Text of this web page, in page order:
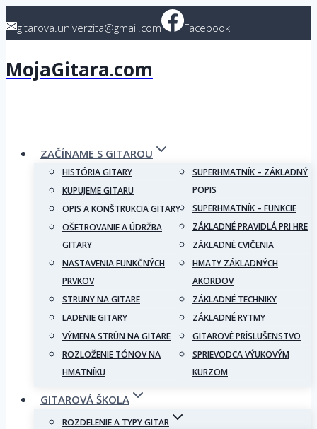
togitarova.univerzita@gmail.com Facebook
MojaGitara.com
ZAČÍNAME S GITAROU
HISTÓRIA GITARY
KUPUJEME GITARU
OPIS A KONŠTRUKCIA GITARY
OŠETROVANIE A ÚDRŽBA
GITARY
NASTAVENIA FUNKČNÝCH
PRVKOV
STRUNY NA GITARE
LADENIE GITARY
VÝMENA STRÚN NA GITARE
ROZLOŽENIE TÓNOV NA
HMATNÍKU
SUPERHMATNÍK – ZÁKLADNÝ
POPIS
SUPERHMATNÍK – FUNKCIE
ZÁKLADNÉ PRAVIDLÁ PRI HRE
ZÁKLADNÉ CVIČENIA
HMATY ZÁKLADNÝCH
AKORDOV
ZÁKLADNÉ TECHNIKY
ZÁKLADNÉ RYTMY
GITAROVÉ PRÍSLUŠENSTVO
SPRIEVODCA VÝUKOVÝM
KURZOM
GITAROVÁ ŠKOLA
ROZDELENIE A TYPY GITAR